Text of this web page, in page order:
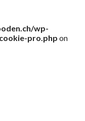
wp-
pro.php on